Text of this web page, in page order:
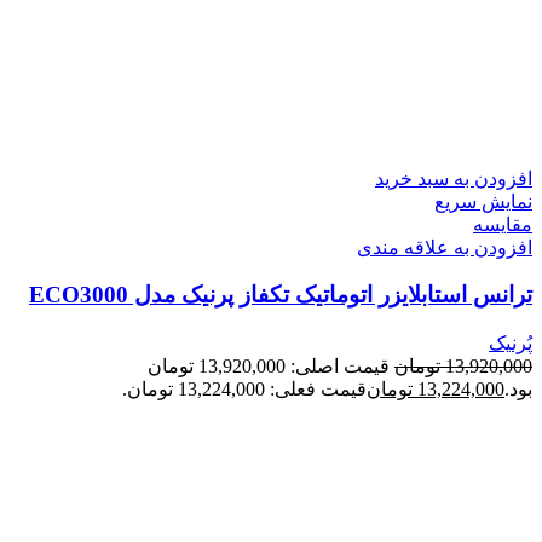
افزودن به سبد خرید
نمایش سریع
مقايسه
افزودن به علاقه مندی
ترانس استابلایزر اتوماتیک تکفاز پرنیک مدل ECO3000
پُرنیک
13,920,000 تومان
قیمت اصلی: 13,920,000 تومان
بود.13,224,000 تومانقیمت فعلی: 13,224,000 تومان.